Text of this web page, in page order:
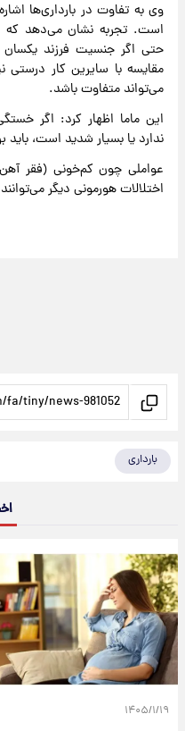
وی به تفاوت در بارداری‌ها
است. تجربه نشان می‌دهد که
حتی اگر جنسیت فرزند یکسان
مقایسه با سایرین کار
می‌تواند متفاوت باشد.
این ماما اظهار کرد: اگر
ندارد یا بسیار شدید است،
عواملی چون کم‌خونی (فقر
اختلالات هورمونی دیگر
بارداری
۱۴۰۵/۱/۱۹